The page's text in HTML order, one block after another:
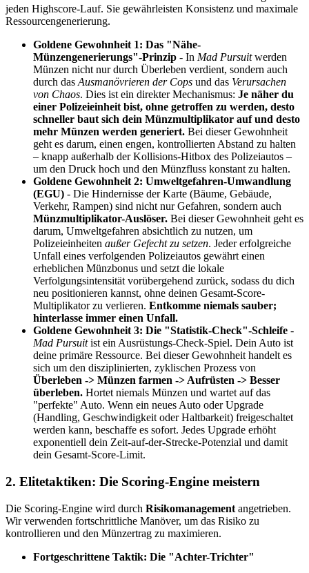
jeden Highscore-Lauf. Sie gewährleisten Konsistenz und maximale
Ressourcengenerierung.
Goldene Gewohnheit 1: Das "Nähe-
Münzengenerierungs"-Prinzip - In Mad Pursuitwerden
Münzen nicht nur durch Überleben verdient, sondern auch
durch das Ausmanövrieren der Cops und das Verursachen
von Chaos. Dies ist ein direkter Mechanismus: Je näher du
einer Polizeieinheit bist, ohne getroffen zu werden, desto
schneller baut sich dein Münzmultiplikator auf und desto
mehr Münzen werden generiert. Bei dieser Gewohnheit
geht es darum, einen engen, kontrollierten Abstand zu halten
– knapp außerhalb der Kollisions-Hitbox des Polizeiautos –
um den Druck hoch und den Münzfluss konstant zu halten.
Goldene Gewohnheit 2: Umweltgefahren-Umwandlung
(EGU) - Die Hindernisse der Karte (Bäume, Gebäude,
Verkehr, Rampen) sind nicht nur Gefahren, sondern auch
Münzmultiplikator-Auslöser. Bei dieser Gewohnheit geht es
darum, Umweltgefahren absichtlich zu nutzen, um
Polizeieinheiten außer Gefecht zu setzen. Jeder erfolgreiche
Unfall eines verfolgenden Polizeiautos gewährt einen
erheblichen Münzbonus und setzt die lokale
Verfolgungsintensität vorübergehend zurück, sodass du dich
neu positionieren kannst, ohne deinen Gesamt-Score-
Multiplikator zu verlieren. Entkomme niemals sauber;
hinterlasse immer einen Unfall.
Goldene Gewohnheit 3: Die "Statistik-Check"-Schleife -
Mad Pursuitist ein Ausrüstungs-Check-Spiel. Dein Auto ist
deine primäre Ressource. Bei dieser Gewohnheit handelt es
sich um den disziplinierten, zyklischen Prozess von
Überleben -> Münzen farmen -> Aufrüsten -> Besser
überleben. Hortet niemals Münzen und wartet auf das
"perfekte" Auto. Wenn ein neues Auto oder Upgrade
(Handling, Geschwindigkeit oder Haltbarkeit) freigeschaltet
werden kann, beschaffe es sofort. Jedes Upgrade erhöht
exponentiell dein Zeit-auf-der-Strecke-Potenzial und damit
dein Gesamt-Score-Limit.
2. Elitetaktiken: Die Scoring-Engine meistern
Die Scoring-Engine wird durch Risikomanagement angetrieben.
Wir verwenden fortschrittliche Manöver, um das Risiko zu
kontrollieren und den Münzertrag zu maximieren.
Fortgeschrittene Taktik: Die "Achter-Trichter"